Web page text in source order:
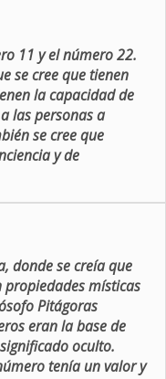
11 y el número 22.
se cree que tienen
la capacidad de
las personas a
se cree que
y de
donde se creía que
místicas
Pitágoras
eran la base de
oculto.
tenía un valor y